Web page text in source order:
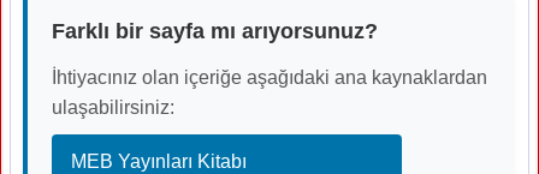
Farklı bir sayfa mı arıyorsunuz?
İhtiyacınız olan içeriğe aşağıdaki ana kaynaklardan
ulaşabilirsiniz:
MEB Yayınları Kitabı